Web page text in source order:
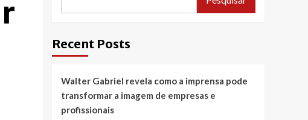
Recent Posts
Walter Gabriel revela como a imprensa pode
transformar a imagem de empresas e
profissionais